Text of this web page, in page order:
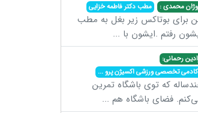
محمدی : مطب دکتر فاطمه خزایی
برای بوتاکس زیر بغل به مطب
رفتم .ایشون با ...
رحمانی:
تخصصی ورزشی اکسیژن پرو...
که توی باشگاه تمرین
فضای باشگاه هم ...